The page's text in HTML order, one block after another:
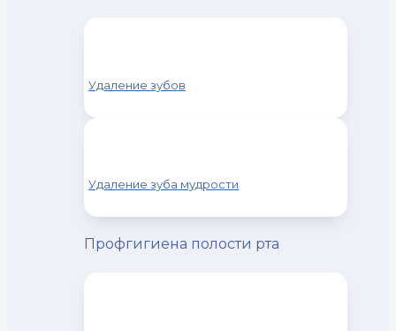
Удаление зубов
Удаление зуба мудрости
Профгигиена полости рта